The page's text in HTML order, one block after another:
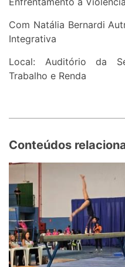
Com Natália Bernardi
Integrativa
Local: Auditório da
Trabalho e Renda
Conteúdos